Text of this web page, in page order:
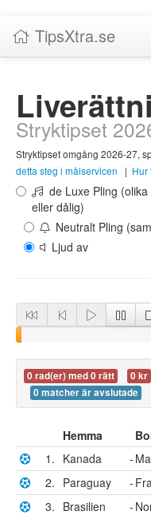
TipsXtra.se
Tabeller
Livescore!
Tipsförslag
Statistik
Liverättning
Om TipsXtra.se
Stryktipset
Stryktipset omgång 2026-27,
detta steg i målservicen
| Hur
de Luxe Pling
eller dålig)
Neutralt Pling
Ljud av
0 rad(er) med 0 rätt 0 kr
0 matcher är avslutade
Hemma
1. Kanada -
2. Paraguay -
3. Brasilien -